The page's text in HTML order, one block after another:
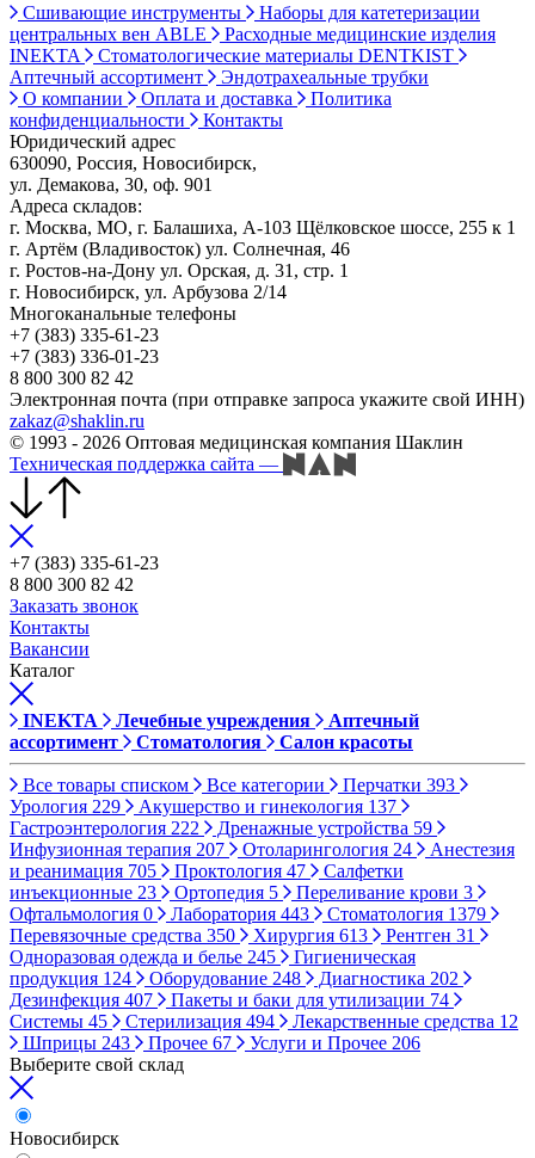
Сшивающие инструменты
Наборы для катетеризации
центральных вен ABLE
Расходные медицинские изделия
INEKTA
Стоматологические материалы DENTKIST
Аптечный ассортимент
Эндотрахеальные трубки
О компании
Оплата и доставка
Политика
конфиденциальности
Контакты
Юридический адрес
630090, Россия, Новосибирск,
ул. Демакова, 30, оф. 901
Адреса складов:
г. Москва, МО, г. Балашиха, А-103 Щёлковское шоссе, 255 к 1
г. Артём (Владивосток) ул. Солнечная, 46
г. Ростов-на-Дону ул. Орская, д. 31, стр. 1
г. Новосибирск, ул. Арбузова 2/14
Многоканальные телефоны
+7 (383) 335-61-23
+7 (383) 336-01-23
8 800 300 82 42
Электронная почта (при отправке запроса укажите свой ИНН)
zakaz@shaklin.ru
© 1993 - 2026 Оптовая медицинская компания Шаклин
Техническая поддержка сайта —
+7 (383) 335-61-23
8 800 300 82 42
Заказать звонок
Контакты
Вакансии
Каталог
INEKTA Лечебные учреждения
Аптечный
ассортимент
Стоматология Салон красоты
Все товары списком Все категории Перчатки 393
Урология 229 Акушерство и гинекология 137
Гастроэнтерология 222 Дренажные устройства 59
Инфузионная терапия 207 Отоларингология 24
Анестезия
и реанимация 705 Проктология 47
Салфетки
инъекционные 23 Ортопедия 5 Переливание крови 3
Офтальмология 0 Лаборатория 443 Стоматология 1379
Перевязочные средства 350 Хирургия 613 Рентген 31
Одноразовая одежда и белье 245
Гигиеническая
продукция 124 Оборудование 248 Диагностика 202
Дезинфекция 407 Пакеты и баки для утилизации 74
Системы 45 Стерилизация 494 Лекарственные средства 12
Шприцы 243 Прочее 67 Услуги и Прочее 206
Выберите свой склад
Новосибирск